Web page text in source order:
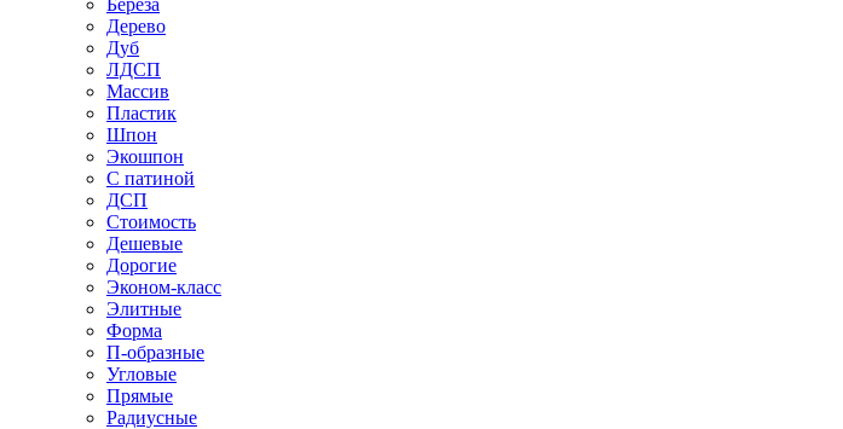
Дерево
Дуб
ЛДСП
Массив
Пластик
Шпон
Экошпон
С патиной
ДСП
Стоимость
Дешевые
Дорогие
Эконом-класс
Элитные
Форма
П-образные
Угловые
Прямые
Радиусные